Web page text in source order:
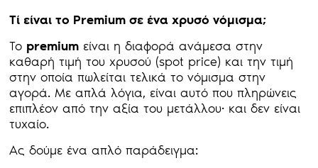
Τί είναι το Premium σε ένα χρυσό νόμισμα;
Το premium είναι η διαφορά ανάμεσα στην
καθαρή τιμή του χρυσού (spot price) και την τιμή
στην οποία πωλείται τελικά το νόμισμα στην
αγορά. Με απλά λόγια, είναι αυτό που πληρώνεις
επιπλέον από την αξία του μετάλλου· και δεν είναι
τυχαίο.
Ας δούμε ένα απλό παράδειγμα: